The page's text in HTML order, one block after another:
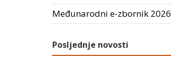
Međunarodni e-zbornik 2026
Posljednje novosti